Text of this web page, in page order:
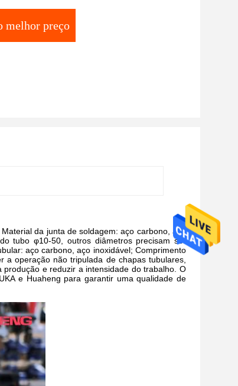
melhor preço
da junta de soldagem: aço carbono, aço
tubo φ10-50, outros diâmetros precisam ser
aço carbono, aço inoxidável; Comprimento
operação não tripulada de chapas tubulares,
e reduzir a intensidade do trabalho. O
e Huaheng para garantir uma qualidade de